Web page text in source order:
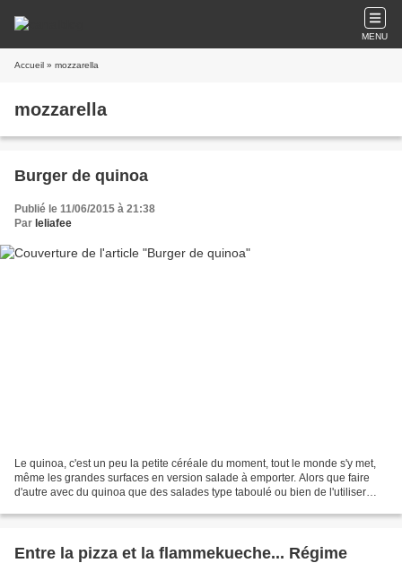
MENU
Accueil » mozzarella
mozzarella
Burger de quinoa
Publié le 11/06/2015 à 21:38
Par leliafee
Le quinoa, c'est un peu la petite céréale du moment, tout le monde s'y met,
même les grandes surfaces en version salade à emporter. Alors que faire
d'autre avec du quinoa que des salades type taboulé ou bien de l'utiliser
Entre la pizza et la flammekueche... Régime